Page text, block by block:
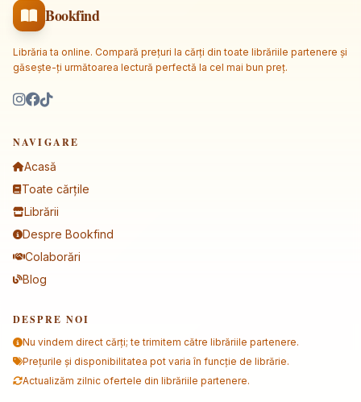
Bookfind
Librăria ta online. Compară prețuri la cărți din toate librăriile partenere și
găsește-ți următoarea lectură perfectă la cel mai bun preț.
NAVIGARE
Acasă
Toate cărțile
Librării
Despre Bookfind
Colaborări
Blog
DESPRE NOI
Nu vindem direct cărți; te trimitem către librăriile partenere.
Prețurile și disponibilitatea pot varia în funcție de librărie.
Actualizăm zilnic ofertele din librăriile partenere.